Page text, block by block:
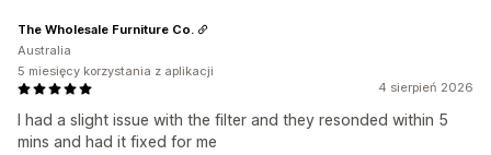
4 sierpień 2026
I had a slight issue with the filter and they resonded within 5
mins and had it fixed for me
The Wholesale Furniture Co.
Australia
5 miesięcy korzystania z aplikacji